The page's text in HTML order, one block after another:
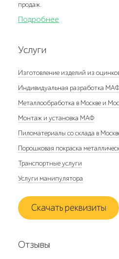
продаж.
Подробнее
Услуги
Изготовление изделий из
Индивидуальная разработка МАФ
Металлообработка в Москве и
Монтаж и установка МАФ
Пиломатериалы со склада в
Порошковая покраска
Транспортные услуги
Услуги манипулятора
Скачать реквизиты
Отзывы